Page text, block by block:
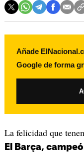
Añade
Google de forma
La felicidad que
El Barça,